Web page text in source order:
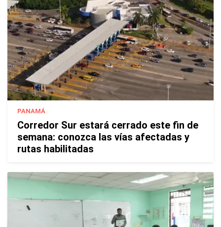
PANAMÁ
Corredor Sur estará cerrado este fin de
semana: conozca las vías afectadas y
rutas habilitadas